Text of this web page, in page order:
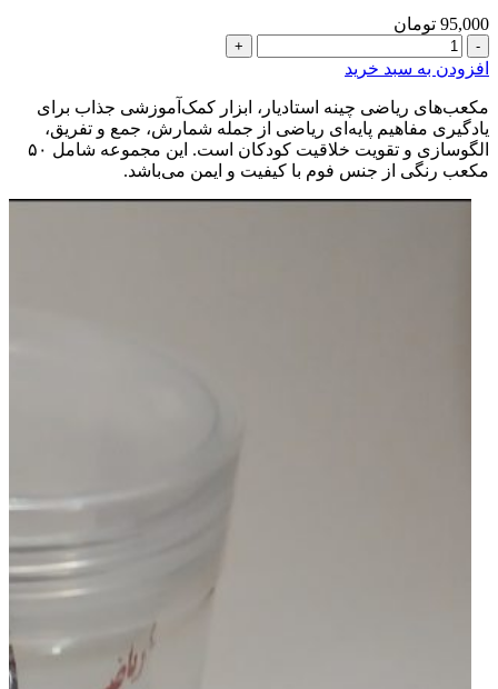
95,000 تومان
مکعب
آموزشی
ریاضی
اول
دبستان
مدل
افزودن به سبد خرید
مکعب‌های ریاضی چینه استادیار، ابزار کمک‌آموزشی جذاب برای
یادگیری مفاهیم پایه‌ای ریاضی از جمله شمارش، جمع و تفریق،
الگو‌سازی و تقویت خلاقیت کودکان است. این مجموعه شامل ۵۰
مکعب رنگی از جنس فوم با کیفیت و ایمن می‌باشد.